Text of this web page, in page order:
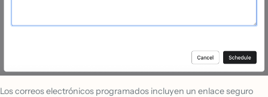
Los correos electrónicos programados incluyen un enlace seguro